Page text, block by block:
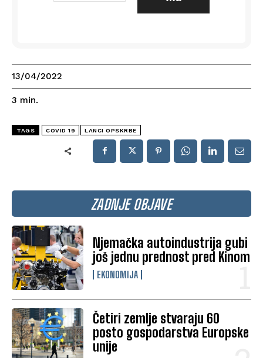
ZADNJE OBJAVE
Njemačka autoindustrija gubi
još jednu prednost pred Kinom
EKONOMIJA
Četiri zemlje stvaraju 60
posto gospodarstva Europske
unije
13/04/2022
3 min.
TAGS COVID 19 LANCI OPSKRBE